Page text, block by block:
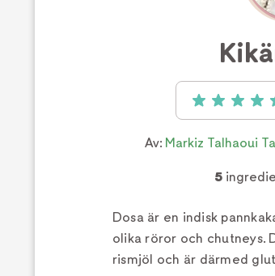
Betyg: 4.63
Av: Markiz Talhaoui
5
Dosa är en indisk
olika röror och chutneys.
rismjöl och är därmed